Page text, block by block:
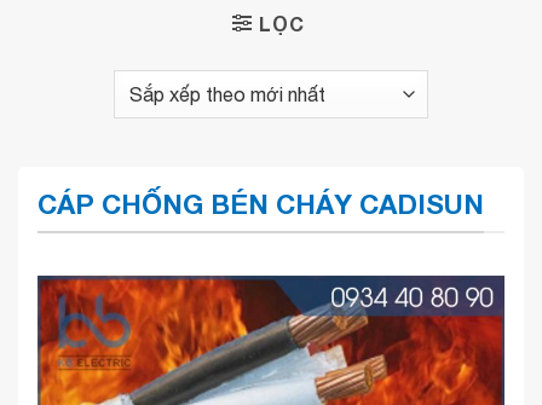
LỌC
CÁP CHỐNG BÉN CHÁY CADISUN